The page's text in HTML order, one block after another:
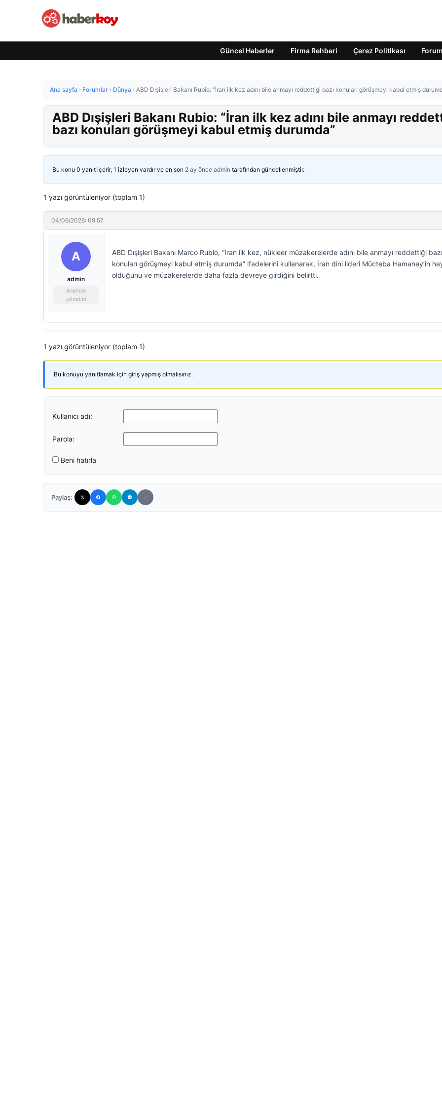
Güncel Haberler Firma Rehberi Çerez Politikası Forum
Ana sayfa › Forumlar › Dünya › ABD Dışişleri Bakanı Rubio: “İran ilk kez adını bile anmayı reddettiği bazı konuları görüşmeyi kabul etmiş
ABD Dışişleri Bakanı Rubio: “İran ilk kez adını bile anmayı
bazı konuları görüşmeyi kabul etmiş durumda”
Bu konu 0 yanıt içerir, 1 izleyen vardır ve en son 2 ay önce admin tarafından güncellenmiştir.
1 yazı görüntüleniyor (toplam 1)
04/06/2026: 09:57
A
admin
Anahtar
yönetici
ABD Dışişleri Bakanı Marco Rubio, “İran ilk kez, nükleer müzakerelerde adını bile anmayı reddettiği bazı
konuları görüşmeyi kabul etmiş durumda” ifadelerini kullanarak, İran dini lideri Mücteba Hamaney’in
olduğunu ve müzakerelerde daha fazla devreye girdiğini belirtti.
1 yazı görüntüleniyor (toplam 1)
Bu konuyu yanıtlamak için giriş yapmış olmalısınız.
Kullanıcı adı:
Parola:
Beni hatırla
Paylaş: